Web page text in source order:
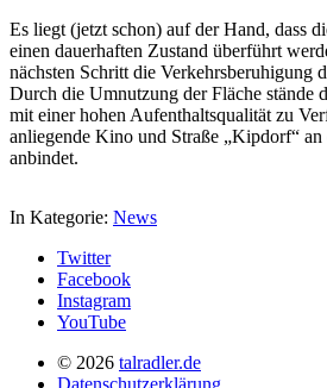
Es liegt (jetzt schon) auf der Hand, dass
einen dauerhaften Zustand überführt
nächsten Schritt die Verkehrsberuhigung
Durch die Umnutzung der Fläche stände
mit einer hohen Aufenthaltsqualität zu
anliegende Kino und Straße „Kipdorf“
anbindet.
In Kategorie: News
Twitter
Facebook
Instagram
YouTube
© 2026 talradler.de
Datenschutzerklärung